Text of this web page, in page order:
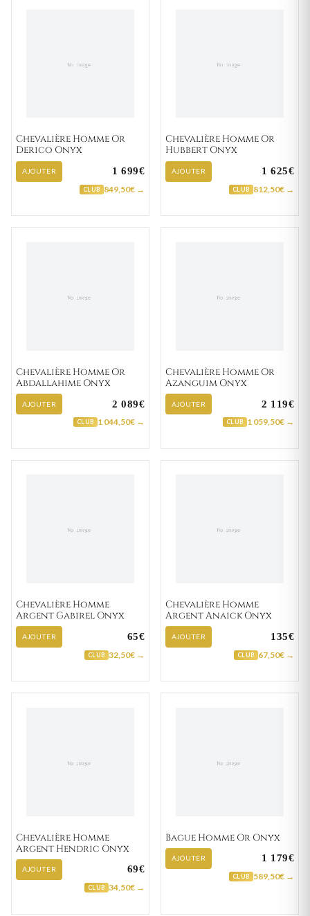
Chevalière Homme Or
Derico Onyx
AJOUTER 1 699€
CLUB 849,50€ →
Chevalière Homme Or
Hubbert Onyx
AJOUTER 1 625€
CLUB 812,50€ →
Chevalière Homme Or
Abdallahime Onyx
AJOUTER 2 089€
CLUB 1 044,50€ →
Chevalière Homme Or
Azanguim Onyx
AJOUTER 2 119€
CLUB 1 059,50€ →
Chevalière Homme
Argent Gabirel Onyx
AJOUTER 65€
CLUB 32,50€ →
Chevalière Homme
Argent Anaick Onyx
AJOUTER 135€
CLUB 67,50€ →
Chevalière Homme
Argent Hendric Onyx
AJOUTER 69€
CLUB 34,50€ →
Bague Homme Or Onyx
AJOUTER 1 179€
CLUB 589,50€ →